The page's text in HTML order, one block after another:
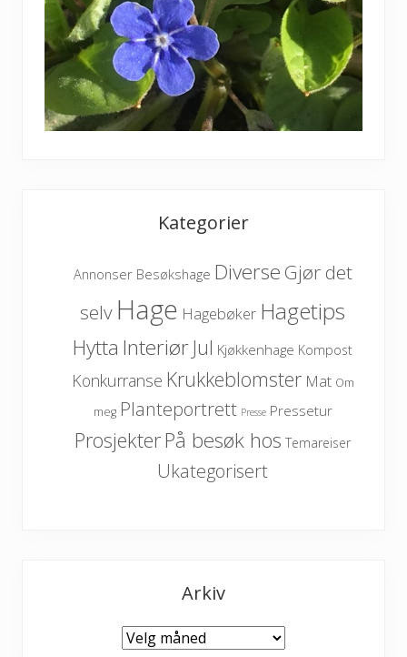
Kategorier
Annonser Besøkshage Diverse Gjør det
selv Hage Hagebøker Hagetips
Hytta Interiør Jul Kjøkkenhage Kompost
Konkurranse Krukkeblomster Mat Om
meg Planteportrett Presse Pressetur
ProsjekterPå besøk hos Temareiser
Ukategorisert
Arkiv
Arkiv